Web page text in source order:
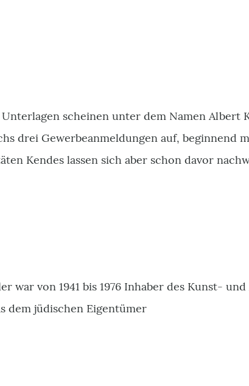
scheinen unter dem Namen Albert
drei Gewerbeanmeldungen auf, beginnend
Kendes lassen sich aber schon davor
war von 1941 bis 1976 Inhaber des Kunst-
dem jüdischen Eigentümer